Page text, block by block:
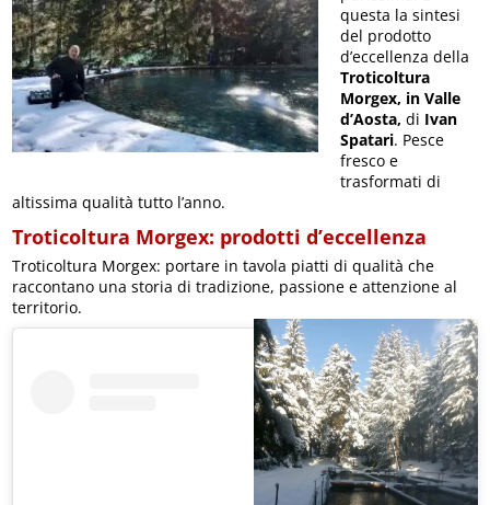
questa la sintesi
del prodotto
d’eccellenza della
Troticoltura
Morgex, in Valle
d’Aosta, di Ivan
Spatari. Pesce
fresco e
trasformati di
altissima qualità tutto l’anno.
Troticoltura Morgex: prodotti d’eccellenza
Troticoltura Morgex: portare in tavola piatti di qualità che
raccontano una storia di tradizione, passione e attenzione al
territorio.